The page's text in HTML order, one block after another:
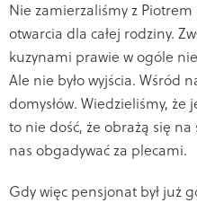
Nie zamierzaliśmy z
otwarcia dla całej rodziny.
kuzynami prawie w ogóle
Ale nie było wyjścia. Wśród
domysłów. Wiedzieliśmy,
to nie dość, że obrażą się
nas obgadywać za plecami.
Gdy więc pensjonat był już